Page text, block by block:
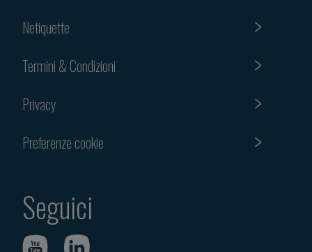
Netiquette
Termini & Condizioni
Privacy
Preferenze cookie
Seguici